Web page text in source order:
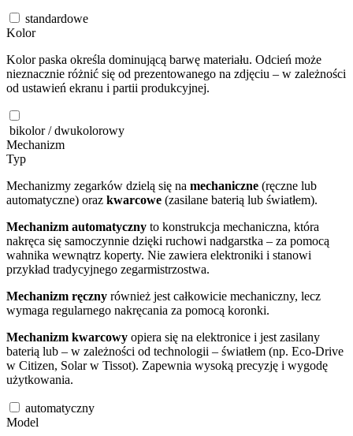
standardowe
Kolor
Kolor paska określa dominującą barwę materiału. Odcień może
nieznacznie różnić się od prezentowanego na zdjęciu – w zależności
od ustawień ekranu i partii produkcyjnej.
bikolor / dwukolorowy
Mechanizm
Typ
Mechanizmy zegarków dzielą się na mechaniczne (ręczne lub
automatyczne) oraz kwarcowe (zasilane baterią lub światłem).
Mechanizm automatyczny to konstrukcja mechaniczna, która
nakręca się samoczynnie dzięki ruchowi nadgarstka – za pomocą
wahnika wewnątrz koperty. Nie zawiera elektroniki i stanowi
przykład tradycyjnego zegarmistrzostwa.
Mechanizm ręczny również jest całkowicie mechaniczny, lecz
wymaga regularnego nakręcania za pomocą koronki.
Mechanizm kwarcowy opiera się na elektronice i jest zasilany
baterią lub – w zależności od technologii – światłem (np. Eco-Drive
w Citizen, Solar w Tissot). Zapewnia wysoką precyzję i wygodę
użytkowania.
automatyczny
Model